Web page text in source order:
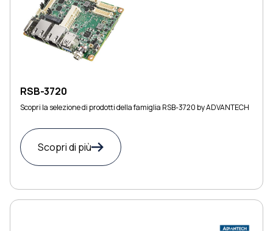
RSB-3720
Scopri la selezione di prodotti della famiglia RSB-3720 by ADVANTECH
Scopri di più